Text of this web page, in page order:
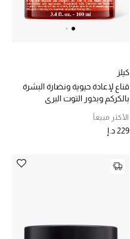
كيلز
قناع لإعادة حيوية ونضارة البشرة
بالكركم وبذور التوت البري
الأكثر مبيعاً
229 د.إ